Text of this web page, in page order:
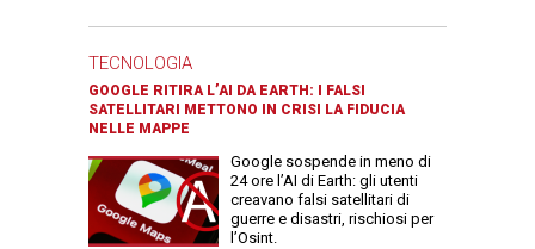
TECNOLOGIA
GOOGLE RITIRA L’AI DA EARTH: I FALSI
SATELLITARI METTONO IN CRISI LA FIDUCIA
NELLE MAPPE
Google sospende in meno di
24 ore l’AI di Earth: gli utenti
creavano falsi satellitari di
guerre e disastri, rischiosi per
l’Osint.